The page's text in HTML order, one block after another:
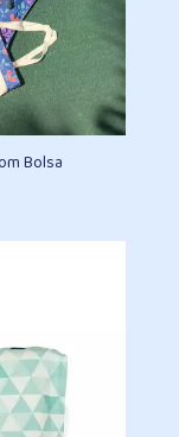
Bolsa